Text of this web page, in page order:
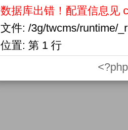
数据库出错！配置信息见
文件: /3g/twcms/runtime/
位置: 第 1 行